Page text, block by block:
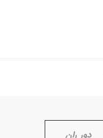
دور ران